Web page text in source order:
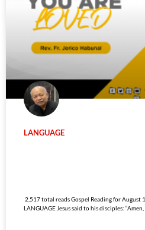
LANGUAGE
2,517 total reads Gospel Reading for August
LANGUAGE Jesus said to his disciples: